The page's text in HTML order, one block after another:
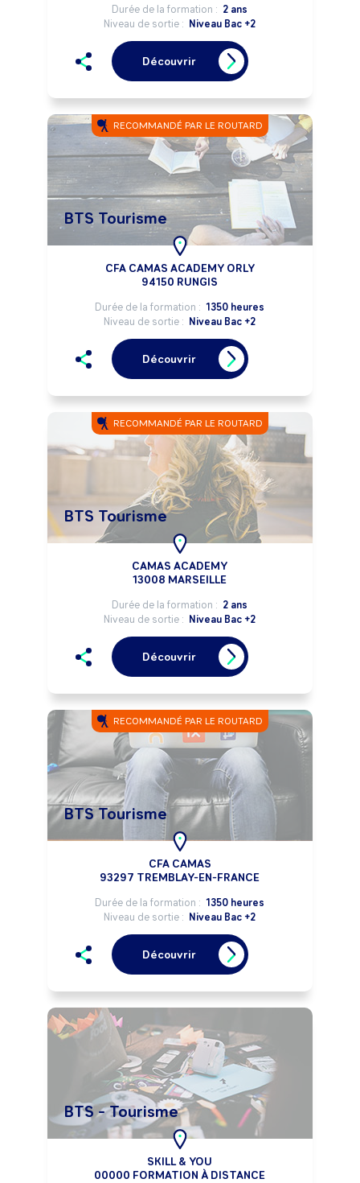
Durée de la formation : 2 ans
Niveau de sortie : Niveau Bac +2
Découvrir
RECOMMANDÉ PAR LE ROUTARD
BTS Tourisme
CFA CAMAS ACADEMY ORLY
94150 RUNGIS
Durée de la formation : 1350 heures
Niveau de sortie : Niveau Bac +2
Découvrir
RECOMMANDÉ PAR LE ROUTARD
BTS Tourisme
CAMAS ACADEMY
13008 MARSEILLE
Durée de la formation : 2 ans
Niveau de sortie : Niveau Bac +2
Découvrir
RECOMMANDÉ PAR LE ROUTARD
BTS Tourisme
CFA CAMAS
93297 TREMBLAY-EN-FRANCE
Durée de la formation : 1350 heures
Niveau de sortie : Niveau Bac +2
Découvrir
BTS - Tourisme
SKILL & YOU
00000 FORMATION À DISTANCE